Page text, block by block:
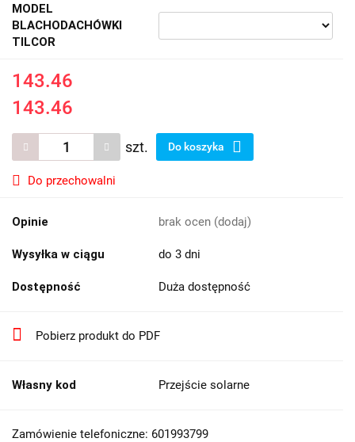
MODEL
BLACHODACHÓWKI
TILCOR
143.46
143.46
szt. Do koszyka
Do przechowalni
Opinie brak ocen (dodaj)
Wysyłka w ciągu do 3 dni
Dostępność Duża dostępność
Pobierz produkt do PDF
Własny kod Przejście solarne
Zamówienie telefoniczne: 601993799